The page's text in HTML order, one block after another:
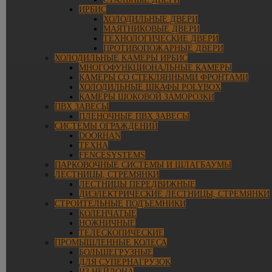
ИРБИС
ХОЛОДИЛЬНЫЕ ДВЕРИ
МАЯТНИКОВЫЕ ДВЕРИ
ТЕХНОЛОГИЧЕСКИЕ ДВЕРИ
ПРОТИВОПОЖАРНЫЕ ДВЕРИ
ХОЛОДИЛЬНЫЕ КАМЕРЫ ИРБИС
МНОГОФУНКЦИОНАЛЬНЫЕ КАМЕРЫ
КАМЕРЫ СО СТЕКЛЯННЫМИ ФРОНТАМИ
ХОЛОДИЛЬНЫЕ ШКАФЫ POLYBOX
КАМЕРЫ ШОКОВОЙ ЗАМОРОЗКИ
ПВХ ЗАВЕСЫ
ПЛЕНОЧНЫЕ ПВХ ЗАВЕСЫ
СИСТЕМЫ ОГРАЖДЕНИЙ
DOORHAN
ТЕХНА
FENCESYSTEMS
ПАРКОВОЧНЫЕ СИСТЕМЫ И ШЛАГБАУМЫ
ЛЕСТНИЦЫ, СТРЕМЯНКИ
ЛЕСТНИЦЫ ПЕРЕДВИЖНЫЕ
ДИЭЛЕКТРИЧЕСКИЕ ЛЕСТНИЦЫ, СТРЕМЯНКИ
СТРОИТЕЛЬНЫЕ ПОДЪЕМНИКИ
КОЛЕНЧАТЫЕ
НОЖНИЧНЫЕ
ТЕЛЕСКОПИЧЕСКИЕ
ПРОМЫШЛЕННЫЕ КОЛЕСА
БОЛЬШЕГРУЗНЫЕ
ДЛЯ СУПЕРНАГРУЗОК